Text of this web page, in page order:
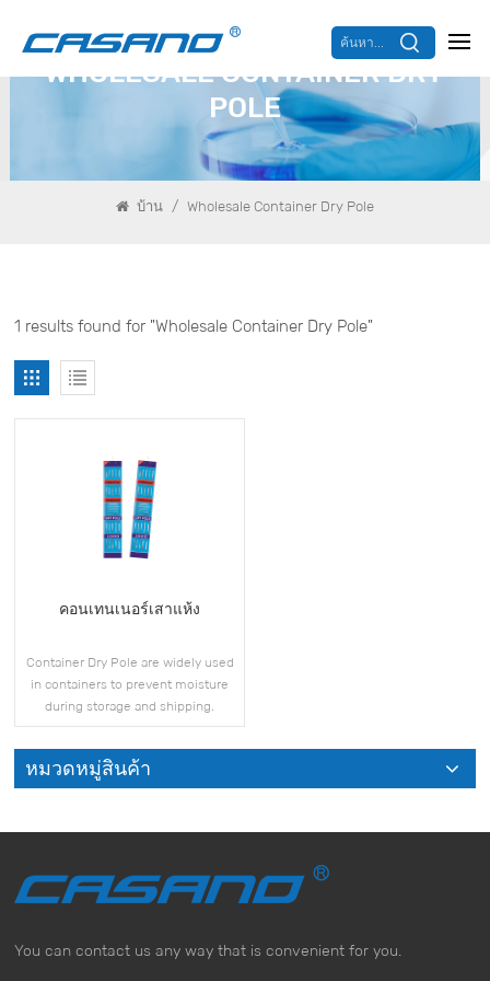
ค้นหา...
WHOLESALE CONTAINER DRY
POLE
บ้าน / Wholesale Container Dry Pole
1 results found for "Wholesale Container Dry Pole"
คอนเทนเนอร์เสาแห้ง
Container Dry Pole are widely used
in containers to prevent moisture
during storage and shipping.
หมวดหมู่สินค้า
You can contact us any way that is convenient for you.